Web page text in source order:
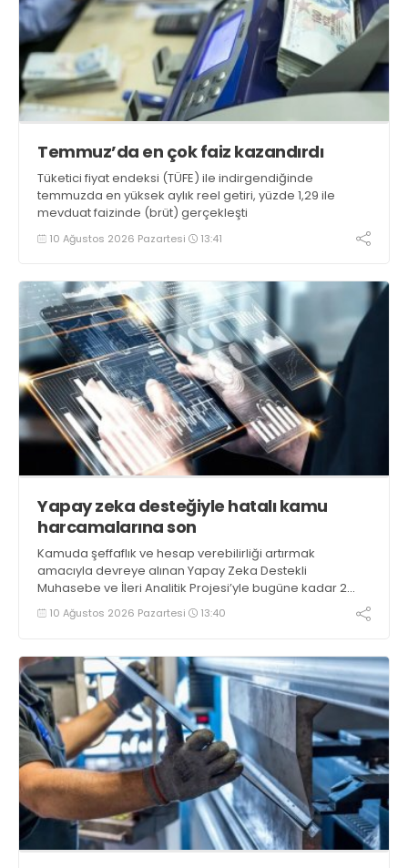
Temmuz’da en çok faiz kazandırdı
Tüketici fiyat endeksi (TÜFE) ile indirgendiğinde
temmuzda en yüksek aylık reel getiri, yüzde 1,29 ile
mevduat faizinde (brüt) gerçekleşti
10 Ağustos 2026 Pazartesi 13:41
Yapay zeka desteğiyle hatalı kamu
harcamalarına son
Kamuda şeffaflık ve hesap verebilirliği artırmak
amacıyla devreye alınan Yapay Zeka Destekli
Muhasebe ve İleri Analitik Projesi’yle bugüne kadar 2
milyar liranın üzerinde verimsizlik riski taşıyan kamu
harcaması tespit edildi
10 Ağustos 2026 Pazartesi 13:40